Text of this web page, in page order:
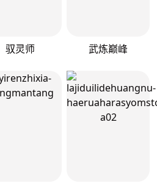
驭灵师 武炼巅峰